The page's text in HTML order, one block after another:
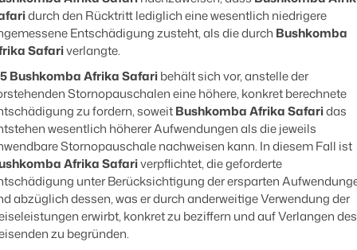
durch den Rücktritt lediglich eine wesentlich niedrigere
Entschädigung zusteht, als die durch Bushkomba
Safariverlangte.
Bushkomba Afrika Safaribehält sich vor, anstelle der
Stornopauschalen eine höhere, konkret berechnete
zu fordern, soweitBushkomba Afrika Safaridas
wesentlich höherer Aufwendungen als die jeweils
Stornopauschale nachweisen kann. In diesem Fall ist
Afrika Safariverpflichtet, die geforderte
unter Berücksichtigung der ersparten
abzüglich dessen, was er durch anderweitige Verwendung der
erwirbt, konkret zu beziffern und auf Verlangen des
zu begründen.